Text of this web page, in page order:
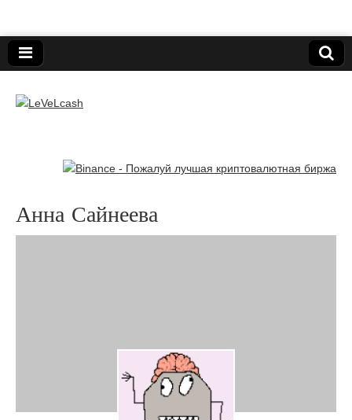
LeVeLcash
Анна Сайнеева